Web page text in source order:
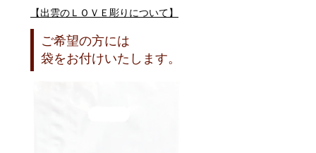
【出雲のＬＯＶＥ彫りについて】
ご希望の方には
袋をお付けいたします。